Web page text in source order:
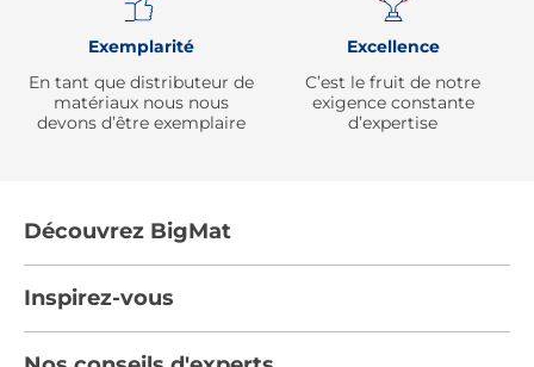
Exemplarité
En tant que distributeur de
matériaux nous nous
devons d’être exemplaire
Excellence
C’est le fruit de notre
exigence constante
d’expertise
Découvrez BigMat
Inspirez-vous